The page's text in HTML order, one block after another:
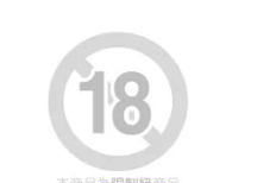
夢枕獏(65)
解禁グラビア写真集(65)
復旦大學出版社(463)
上海外語教育出版社(455)